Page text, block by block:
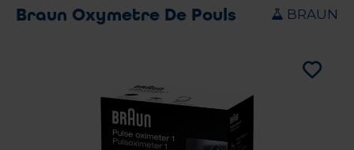
Braun Oxymetre De Pouls BRAUN